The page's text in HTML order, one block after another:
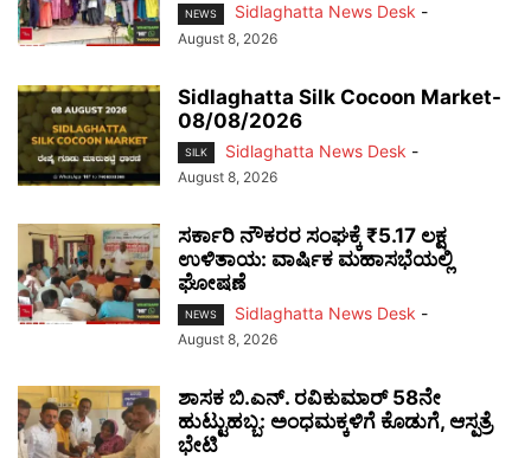
NEWS Sidlaghatta News Desk -
August 8, 2026
Sidlaghatta Silk Cocoon Market-
08/08/2026
SILK Sidlaghatta News Desk -
August 8, 2026
ಸರ್ಕಾರಿ ನೌಕರರ ಸಂಘಕ್ಕೆ ₹5.17 ಲಕ್ಷ
ಉಳಿತಾಯ: ವಾರ್ಷಿಕ ಮಹಾಸಭೆಯಲ್ಲಿ
ಘೋಷಣೆ
NEWS Sidlaghatta News Desk -
August 8, 2026
ಶಾಸಕ ಬಿ.ಎನ್. ರವಿಕುಮಾರ್ 58ನೇ
ಹುಟ್ಟುಹಬ್ಬ: ಅಂಧಮಕ್ಕಳಿಗೆ ಕೊಡುಗೆ, ಆಸ್ಪತ್ರೆ
ಭೇಟಿ